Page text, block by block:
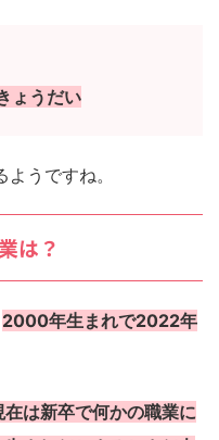
ょうだい
うですね。
は？
2000年生まれで2022年
は新卒で何かの職業に